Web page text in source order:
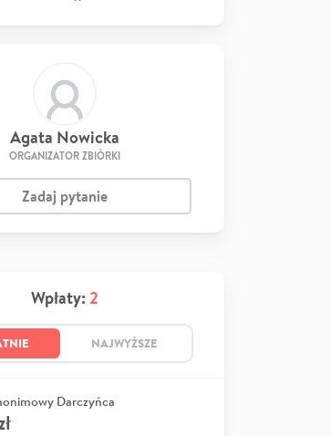
Agata Nowicka
ORGANIZATOR ZBIÓRKI
Zadaj pytanie
Wpłaty: 2
NAJWYŻSZE
Darczyńca